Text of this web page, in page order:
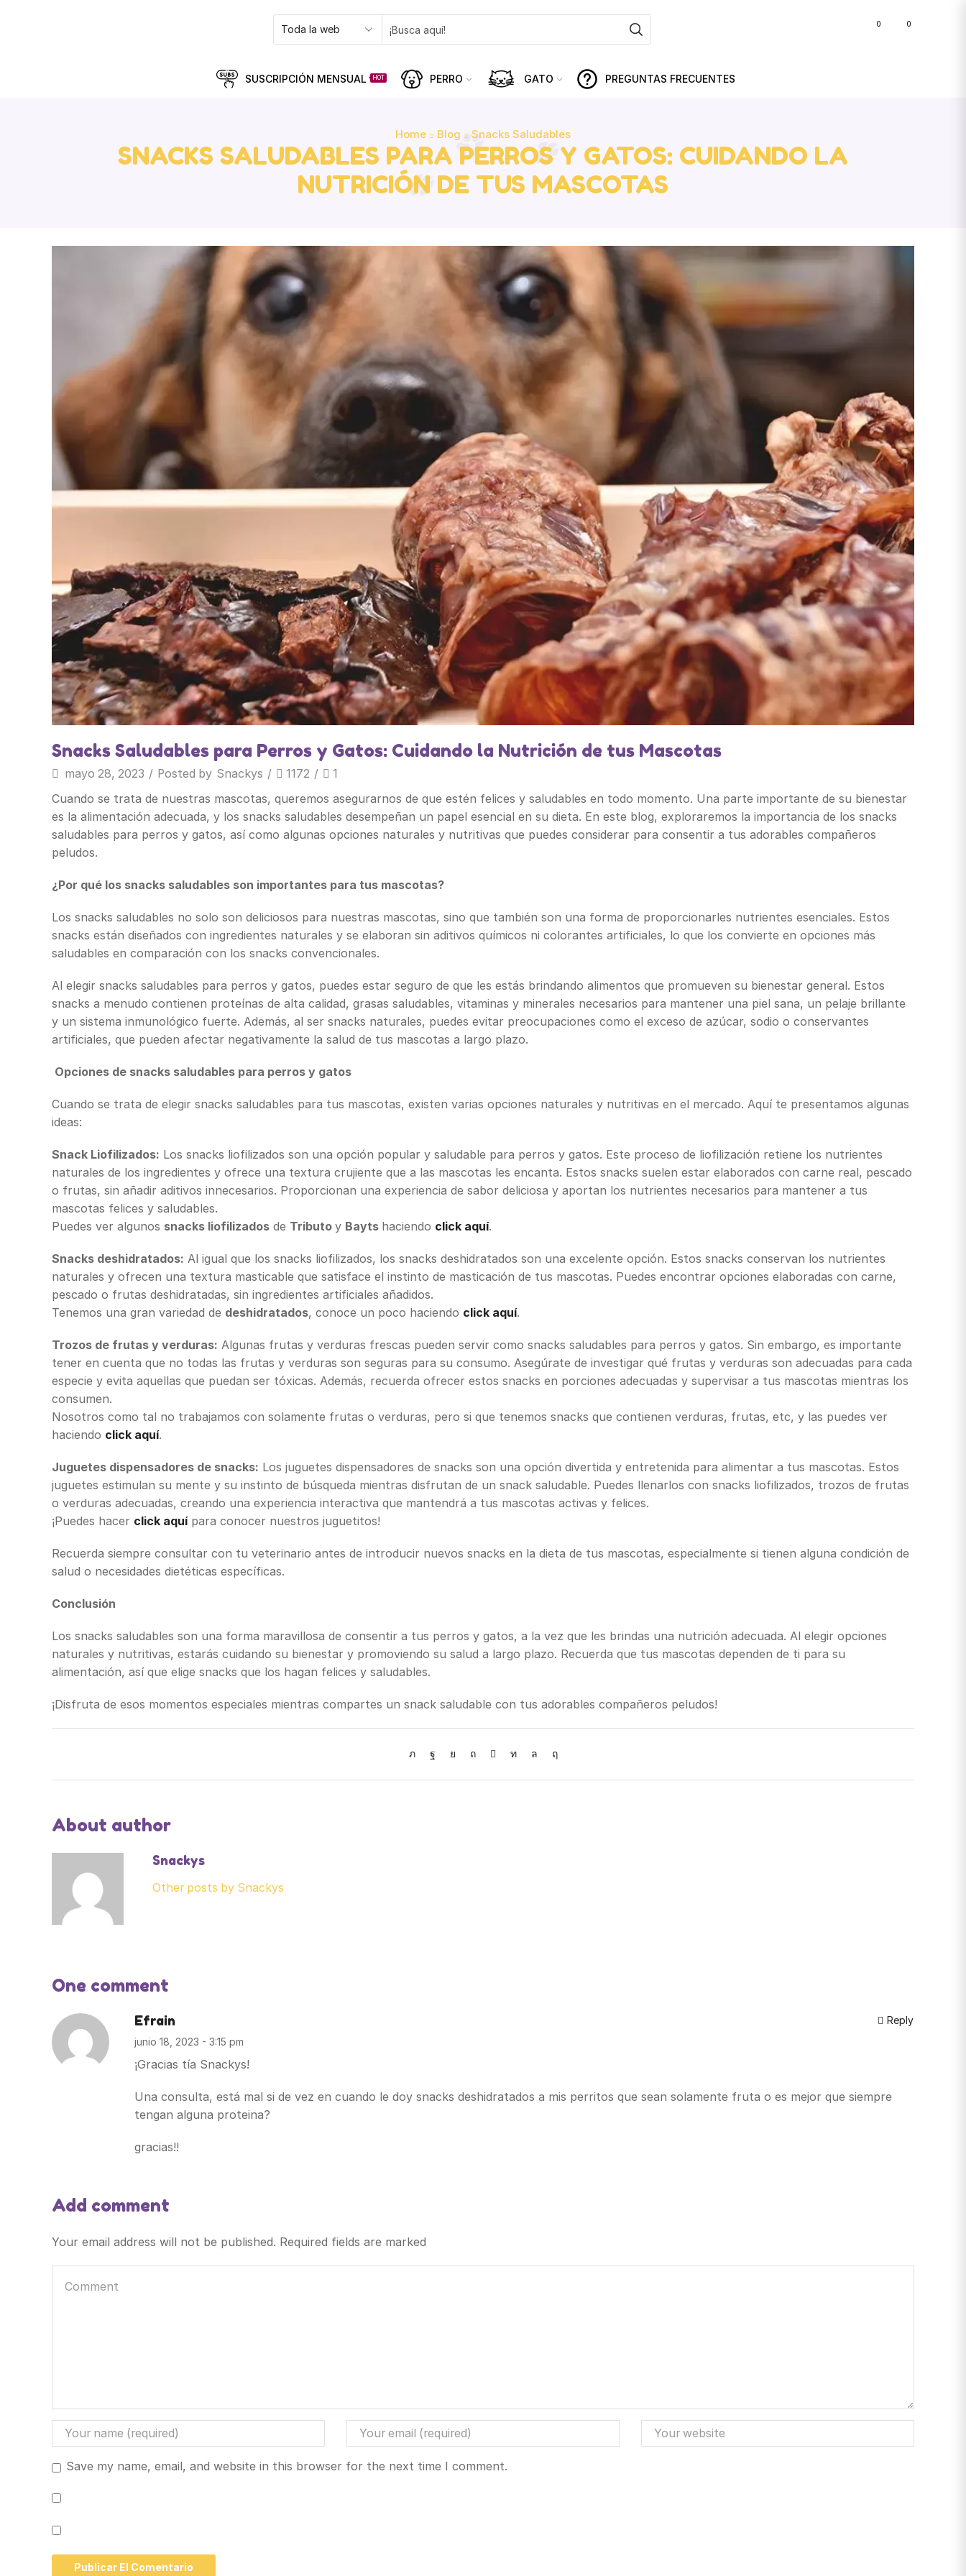
0 0
SUSCRIPCIÓN MENSUAL HOT PERRO GATO PREGUNTAS FRECUENTES
Home Blog Snacks Saludables
SNACKS SALUDABLES PARA PERROS Y GATOS: CUIDANDO LA
NUTRICIÓN DE TUS MASCOTAS
Snacks Saludables para Perros y Gatos: Cuidando la Nutrición de tus Mascotas
mayo 28, 2023 / Posted by Snackys / 1172 / 1
Cuando se trata de nuestras mascotas, queremos asegurarnos de que estén felices y saludables en todo momento. Una parte importante de su bienestar
es la alimentación adecuada, y los snacks saludables desempeñan un papel esencial en su dieta. En este blog, exploraremos la importancia de los snacks
saludables para perros y gatos, así como algunas opciones naturales y nutritivas que puedes considerar para consentir a tus adorables compañeros
peludos.
¿Por qué los snacks saludables son importantes para tus mascotas?
Los snacks saludables no solo son deliciosos para nuestras mascotas, sino que también son una forma de proporcionarles nutrientes esenciales. Estos
snacks están diseñados con ingredientes naturales y se elaboran sin aditivos químicos ni colorantes artificiales, lo que los convierte en opciones más
saludables en comparación con los snacks convencionales.
Al elegir snacks saludables para perros y gatos, puedes estar seguro de que les estás brindando alimentos que promueven su bienestar general. Estos
snacks a menudo contienen proteínas de alta calidad, grasas saludables, vitaminas y minerales necesarios para mantener una piel sana, un pelaje brillante
y un sistema inmunológico fuerte. Además, al ser snacks naturales, puedes evitar preocupaciones como el exceso de azúcar, sodio o conservantes
artificiales, que pueden afectar negativamente la salud de tus mascotas a largo plazo.
Opciones de snacks saludables para perros y gatos
Cuando se trata de elegir snacks saludables para tus mascotas, existen varias opciones naturales y nutritivas en el mercado. Aquí te presentamos algunas
ideas:
Snack Liofilizados: Los snacks liofilizados son una opción popular y saludable para perros y gatos. Este proceso de liofilización retiene los nutrientes
naturales de los ingredientes y ofrece una textura crujiente que a las mascotas les encanta. Estos snacks suelen estar elaborados con carne real, pescado
o frutas, sin añadir aditivos innecesarios. Proporcionan una experiencia de sabor deliciosa y aportan los nutrientes necesarios para mantener a tus
mascotas felices y saludables.
Puedes ver algunos snacks liofilizados de Tributo y Bayts haciendo click aquí.
Snacks deshidratados: Al igual que los snacks liofilizados, los snacks deshidratados son una excelente opción. Estos snacks conservan los nutrientes
naturales y ofrecen una textura masticable que satisface el instinto de masticación de tus mascotas. Puedes encontrar opciones elaboradas con carne,
pescado o frutas deshidratadas, sin ingredientes artificiales añadidos.
Tenemos una gran variedad de deshidratados, conoce un poco haciendo click aquí.
Trozos de frutas y verduras: Algunas frutas y verduras frescas pueden servir como snacks saludables para perros y gatos. Sin embargo, es importante
tener en cuenta que no todas las frutas y verduras son seguras para su consumo. Asegúrate de investigar qué frutas y verduras son adecuadas para cada
especie y evita aquellas que puedan ser tóxicas. Además, recuerda ofrecer estos snacks en porciones adecuadas y supervisar a tus mascotas mientras los
consumen.
Nosotros como tal no trabajamos con solamente frutas o verduras, pero si que tenemos snacks que contienen verduras, frutas, etc, y las puedes ver
haciendo click aquí.
Juguetes dispensadores de snacks: Los juguetes dispensadores de snacks son una opción divertida y entretenida para alimentar a tus mascotas. Estos
juguetes estimulan su mente y su instinto de búsqueda mientras disfrutan de un snack saludable. Puedes llenarlos con snacks liofilizados, trozos de frutas
o verduras adecuadas, creando una experiencia interactiva que mantendrá a tus mascotas activas y felices.
¡Puedes hacer click aquípara conocer nuestros juguetitos!
Recuerda siempre consultar con tu veterinario antes de introducir nuevos snacks en la dieta de tus mascotas, especialmente si tienen alguna condición de
salud o necesidades dietéticas específicas.
Conclusión
Los snacks saludables son una forma maravillosa de consentir a tus perros y gatos, a la vez que les brindas una nutrición adecuada. Al elegir opciones
naturales y nutritivas, estarás cuidando su bienestar y promoviendo su salud a largo plazo. Recuerda que tus mascotas dependen de ti para su
alimentación, así que elige snacks que los hagan felices y saludables.
¡Disfruta de esos momentos especiales mientras compartes un snack saludable con tus adorables compañeros peludos!
About author
Snackys
Other posts by Snackys
One comment
Efrain
junio 18, 2023 - 3:15 pm
¡Gracias tía Snackys!
Una consulta, está mal si de vez en cuando le doy snacks deshidratados a mis perritos que sean solamente fruta o es mejor que siempre
tengan alguna proteina?
gracias!!
Reply
Add comment
Your email address will not be published. Required fields are marked
Save my name, email, and website in this browser for the next time I comment.